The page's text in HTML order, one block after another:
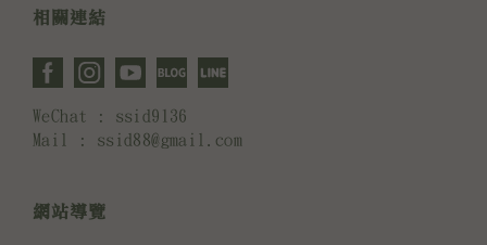
相關連結
WeChat : ssid9136
Mail : ssid88@gmail.com
網站導覽